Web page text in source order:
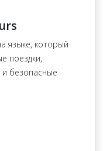
языке, который
поездки,
и безопасные